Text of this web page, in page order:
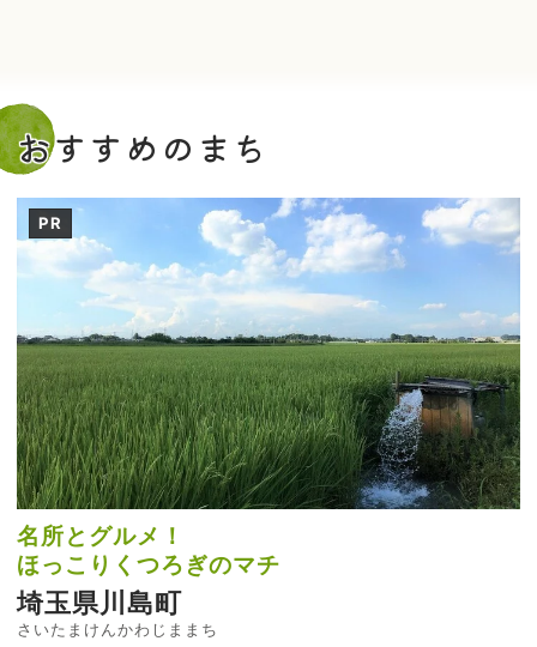
おすすめのまち
PR
名所とグルメ！
ほっこりくつろぎのマチ
埼玉県川島町
さいたまけんかわじままち